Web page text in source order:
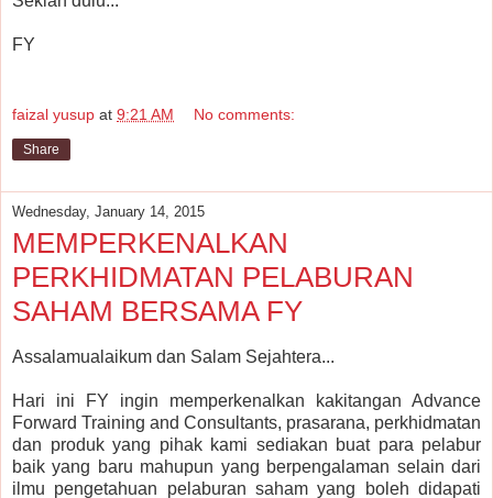
FY
faizal yusup at 9:21 AM No comments:
Share
Wednesday, January 14, 2015
MEMPERKENALKAN
PERKHIDMATAN PELABURAN
SAHAM BERSAMA FY
Assalamualaikum dan Salam Sejahtera...
Hari ini FY ingin memperkenalkan kakitangan Advance
Forward Training and Consultants, prasarana, perkhidmatan
dan produk yang pihak kami sediakan buat para pelabur
baik yang baru mahupun yang berpengalaman selain dari
ilmu pengetahuan pelaburan saham yang boleh didapati